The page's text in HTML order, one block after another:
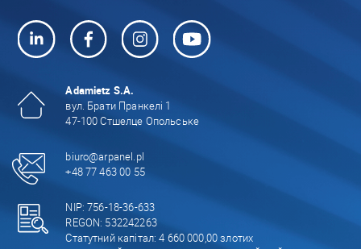
Adamietz S.A.
вул. Брати Пранкелі 1
47-100 Стшелце Опольське
biuro@arpanel.pl
+48 77 463 00 55
NIP: 756-18-36-633
REGON: 532242263
Статутний капітал: 4 660 000,00 злотих